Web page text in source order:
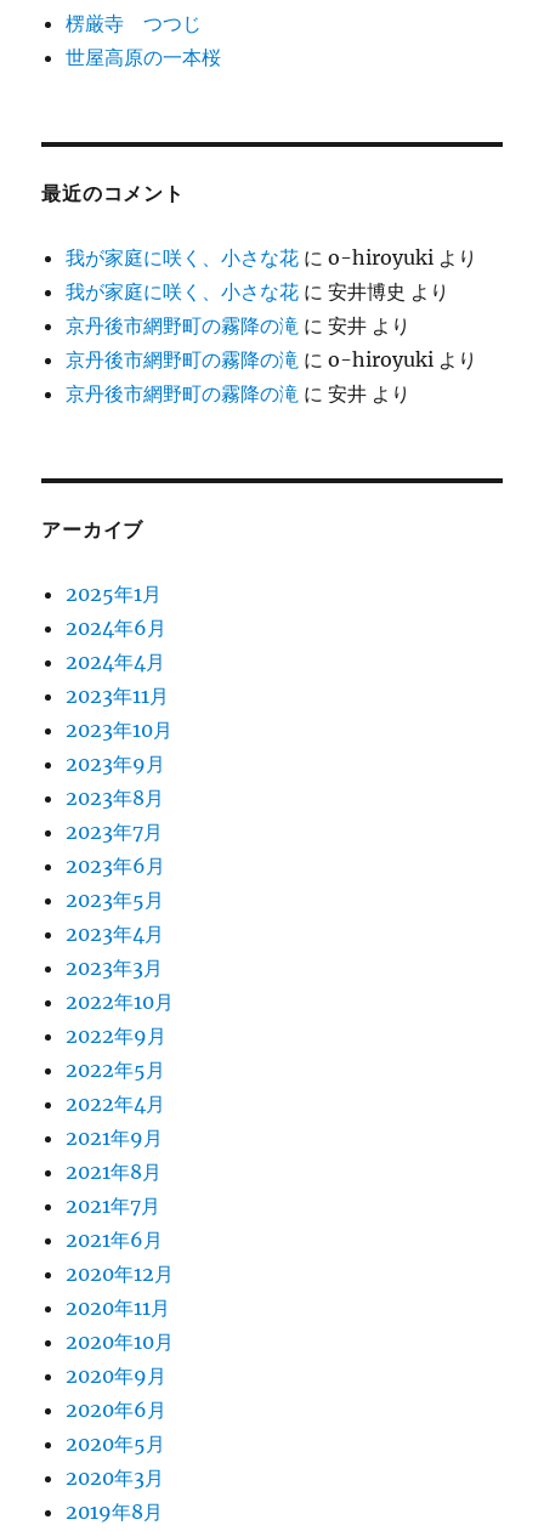
楞厳寺 つつじ
世屋高原の一本桜
最近のコメント
我が家庭に咲く、小さな花 にo-hiroyuki より
我が家庭に咲く、小さな花 に安井博史 より
京丹後市網野町の霧降の滝 に安井 より
京丹後市網野町の霧降の滝 にo-hiroyuki より
京丹後市網野町の霧降の滝 に安井 より
アーカイブ
2025年1月
2024年6月
2024年4月
2023年11月
2023年10月
2023年9月
2023年8月
2023年7月
2023年6月
2023年5月
2023年4月
2023年3月
2022年10月
2022年9月
2022年5月
2022年4月
2021年9月
2021年8月
2021年7月
2021年6月
2020年12月
2020年11月
2020年10月
2020年9月
2020年6月
2020年5月
2020年3月
2019年8月